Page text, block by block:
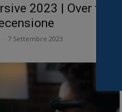
2023 | Over the
7 Settembre 2023